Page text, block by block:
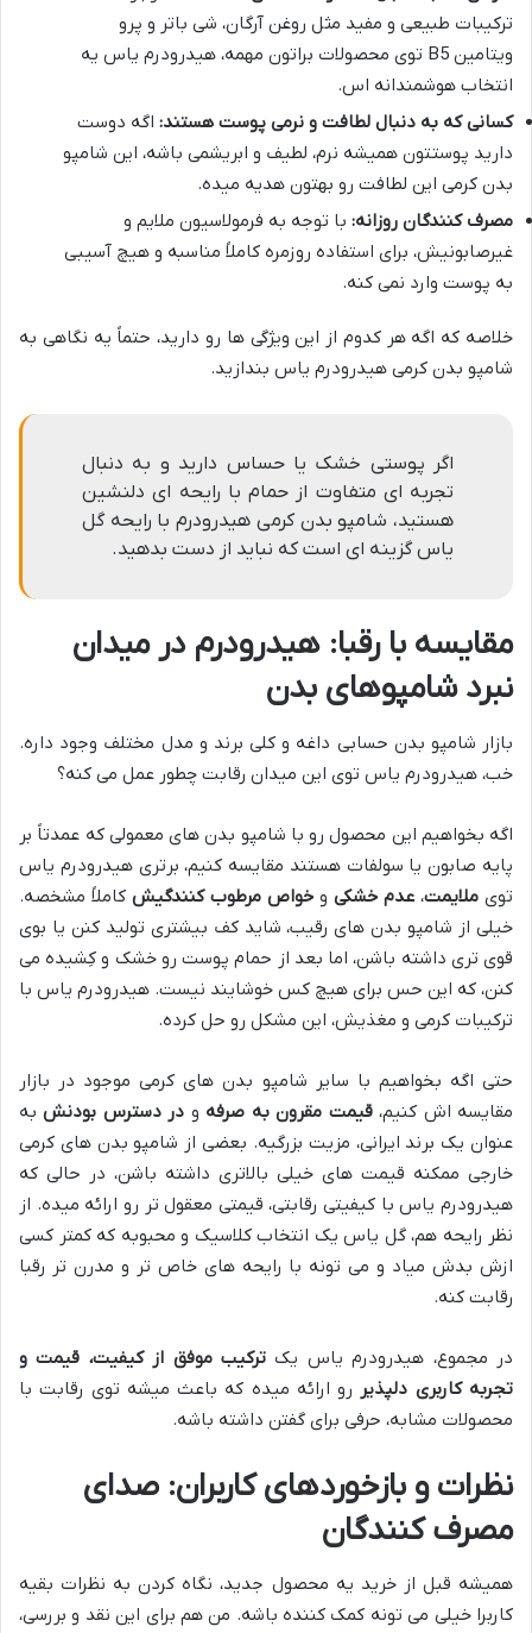
ترکیبات طبیعی و مفید مثل روغن آرگان، شی باتر و پرو
ویتامین B5 توی محصولات براتون مهمه، هیدرودرم یاس یه
انتخاب هوشمندانه اس.
کسانی که به دنبال لطافت و نرمی پوست هستند: اگه دوست
دارید پوستتون همیشه نرم، لطیف و ابریشمی باشه، این شامپو
بدن کرمی این لطافت رو بهتون هدیه میده.
مصرف کنندگان روزانه: با توجه به فرمولاسیون ملایم و
غیرصابونیش، برای استفاده روزمره کاملاً مناسبه و هیچ آسیبی
به پوست وارد نمی کنه.
خلاصه که اگه هر کدوم از این ویژگی ها رو دارید، حتماً یه نگاهی به
شامپو بدن کرمی هیدرودرم یاس بندازید.
اگر پوستی خشک یا حساس دارید و به دنبال
تجربه ای متفاوت از حمام با رایحه ای دلنشین
هستید، شامپو بدن کرمی هیدرودرم با رایحه گل
یاس گزینه ای است که نباید از دست بدهید.
مقایسه با رقبا: هیدرودرم در میدان
نبرد شامپوهای بدن
بازار شامپو بدن حسابی داغه و کلی برند و مدل مختلف وجود داره.
خب، هیدرودرم یاس توی این میدان رقابت چطور عمل می کنه؟
اگه بخواهیم این محصول رو با شامپو بدن های معمولی که عمدتاً بر
پایه صابون یا سولفات هستند مقایسه کنیم، برتری هیدرودرم یاس
توی ملایمت، عدم خشکی و خواص مرطوب کنندگیش کاملاً مشخصه.
خیلی از شامپو بدن های رقیب، شاید کف بیشتری تولید کنن یا بوی
قوی تری داشته باشن، اما بعد از حمام پوست رو خشک و کِشیده می
کنن، که این حس برای هیچ کس خوشایند نیست. هیدرودرم یاس با
ترکیبات کرمی و مغذیش، این مشکل رو حل کرده.
حتی اگه بخواهیم با سایر شامپو بدن های کرمی موجود در بازار
مقایسه اش کنیم،قیمت مقرون به صرفه و در دسترس بودنشبه
عنوان یک برند ایرانی، مزیت بزرگیه. بعضی از شامپو بدن های کرمی
خارجی ممکنه قیمت های خیلی بالاتری داشته باشن، در حالی که
هیدرودرم یاس با کیفیتی رقابتی، قیمتی معقول تر رو ارائه میده. از
نظر رایحه هم، گل یاس یک انتخاب کلاسیک و محبوبه که کمتر کسی
ازش بدش میاد و می تونه با رایحه های خاص تر و مدرن تر رقبا
رقابت کنه.
در مجموع، هیدرودرم یاس یک ترکیب موفق از کیفیت، قیمت و
تجربه کاربری دلپذیر رو ارائه میده که باعث میشه توی رقابت با
محصولات مشابه، حرفی برای گفتن داشته باشه.
نظرات و بازخوردهای کاربران: صدای
مصرف کنندگان
همیشه قبل از خرید یه محصول جدید، نگاه کردن به نظرات بقیه
کاربرا خیلی می تونه کمک کننده باشه. من هم برای این نقد و بررسی،